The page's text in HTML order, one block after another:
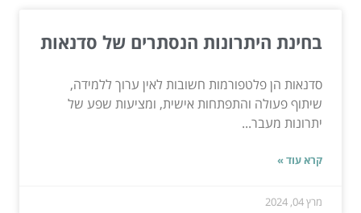
בחינת היתרונות הנסתרים של סדנאות
סדנאות הן פלטפורמות חשובות לאין ערוך ללמידה,
שיתוף פעולה והתפתחות אישית, ומציעות שפע של
יתרונות מעבר...
קרא עוד »
מרץ 04, 2024